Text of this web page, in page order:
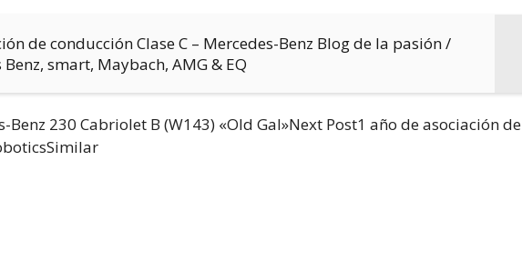
de conducción Clase C – Mercedes-Benz Blog de la pasión /
Benz, smart, Maybach, AMG & EQ
Benz 230 Cabriolet B (W143) «Old Gal»Next Post1 año de asociación de